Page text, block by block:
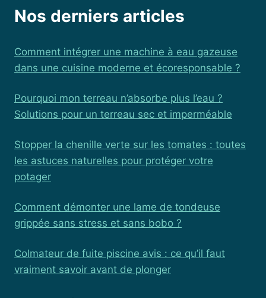
Nos derniers articles
Comment intégrer une machine à eau gazeuse
dans une cuisine moderne et écoresponsable ?
Pourquoi mon terreau n’absorbe plus l’eau ?
Solutions pour un terreau sec et imperméable
Stopper la chenille verte sur les tomates : toutes
les astuces naturelles pour protéger votre
potager
Comment démonter une lame de tondeuse
grippée sans stress et sans bobo ?
Colmateur de fuite piscine avis : ce qu’il faut
vraiment savoir avant de plonger